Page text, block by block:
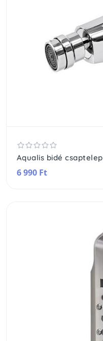
Aqualis bidé csaptelep
6 990 Ft